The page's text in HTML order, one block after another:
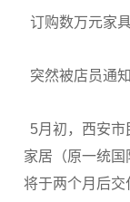
订购数万元家
突然被店员通
5月初，西安
家居（原一统
将于两个月后交